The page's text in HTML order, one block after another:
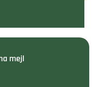
mejl